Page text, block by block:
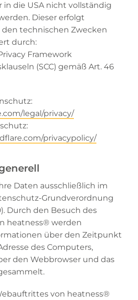
in die USA nicht vollständig
Dieser erfolgt
den technischen Zwecken
durch:
Framework
(SCC) gemäß Art. 46
legal/privacy/
privacypolicy/
Daten ausschließlich im
Grundverordnung
Durch den Besuch des
heatness® werden
über den Zeitpunkt
des Computers,
den Webbrowser und das
von heatness®